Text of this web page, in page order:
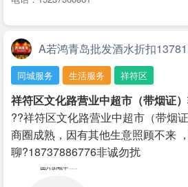
A若鸿青岛批发酒水折扣
同城服务 生活服务 祥符区
祥符区文化路营业中超市（带烟证
??祥符区文化路营业中超市（带烟
商圈成熟，因有其他生意照顾不来
聊?18737886776非诚勿扰